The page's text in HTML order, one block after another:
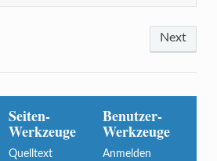
Next
Seiten-
Werkzeuge
Quelltext
Benutzer-
Werkzeuge
Anmelden